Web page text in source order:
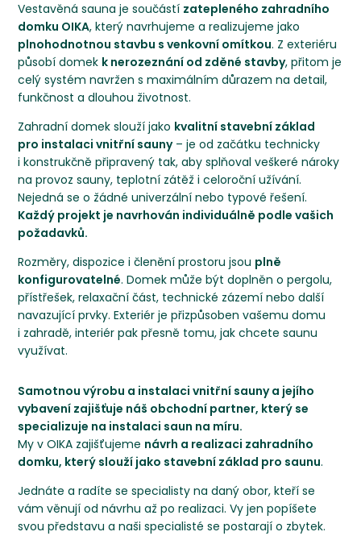
Vestavěná sauna je součástí zatepleného zahradního
domku OIKA, který navrhujeme a realizujeme jako
plnohodnotnou stavbu s venkovní omítkou. Z exteriéru
působí domek k nerozeznání od zděné stavby, přitom je
celý systém navržen s maximálním důrazem na detail,
funkčnost a dlouhou životnost.
Zahradní domek slouží jako kvalitní stavební základ
pro instalaci vnitřní sauny– je od začátku technicky
i konstrukčně připravený tak, aby splňoval veškeré nároky
na provoz sauny, teplotní zátěž i celoroční užívání.
Nejedná se o žádné univerzální nebo typové řešení.
Každý projekt je navrhován individuálně podle vašich
požadavků.
Rozměry, dispozice i členění prostoru jsou plně
konfigurovatelné. Domek může být doplněn o pergolu,
přístřešek, relaxační část, technické zázemí nebo další
navazující prvky. Exteriér je přizpůsoben vašemu domu
i zahradě, interiér pak přesně tomu, jak chcete saunu
využívat.
Samotnou výrobu a instalaci vnitřní sauny a jejího
vybavení zajišťuje náš obchodní partner, který se
specializuje na instalaci saun na míru.
My v OIKA zajišťujeme návrh a realizaci zahradního
domku, který slouží jako stavební základ pro saunu.
Jednáte a radíte se specialisty na daný obor, kteří se
vám věnují od návrhu až po realizaci. Vy jen popíšete
svou představu a naši specialisté se postarají o zbytek.